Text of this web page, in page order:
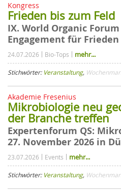
Kongress
Frieden bis zum Feld
IX. World Organic
Engagement für
24.07.2026 Bio-Tops mehr...
Stichwörter: Veranstaltung,
Akademie Fresenius
Mikrobiologie neu
der Branche treffen
Expertenforum QS:
27. November 2026 in
23.07.2026 Events mehr...
Stichwörter: Veranstaltung,